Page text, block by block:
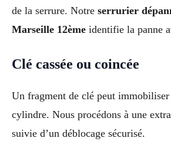
de la serrure. Notre serrurier
Marseille 12ème identifie la panne
Clé cassée ou coincée
Un fragment de clé peut
cylindre. Nous procédons à une
suivie d’un déblocage sécurisé.